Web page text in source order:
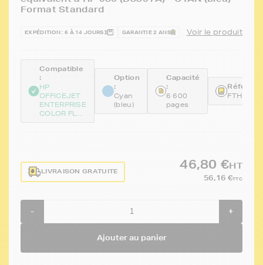
Format Standard
EXPÉDITION : 6 À 14 JOURS GARANTIE 2 ANS Voir le produit
Compatible
:
HP
OFFICEJET
ENTERPRISE
COLOR FL...
Option
:
Cyan
(bleu)
Capacité
:
6 600
pages
LIVRAISON GRATUITE
46,80 €HT
56,16 €TTC
- +
Ajouter au panier